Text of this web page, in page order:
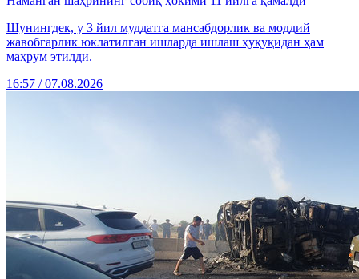
Шунингдек, у 3 йил муддатга мансабдорлик ва моддий
жавобгарлик юклатилган ишларда ишлаш ҳуқуқидан ҳам
маҳрум этилди.
16:57 / 07.08.2026